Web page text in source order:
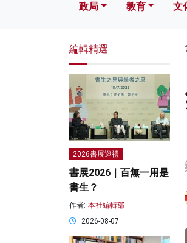
政局 教育 文
編輯精選
2026書展巡禮
書展2026｜百無一用是
書生？
作者: 本社編輯部
2026-08-07